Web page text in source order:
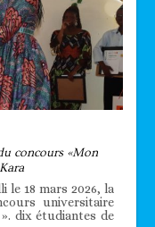
concours «Mon
le 18 mars 2026, la
universitaire
dix étudiantes de